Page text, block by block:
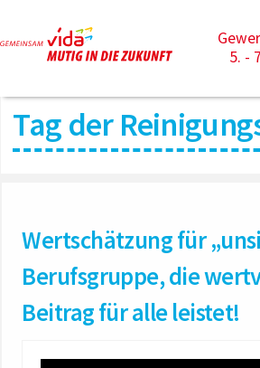
5. -
Tag der
Wertschätzung für
Berufsgruppe, die
Beitrag für alle leistet!